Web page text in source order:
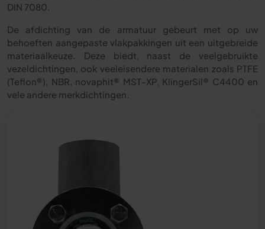
DIN 7080.
De afdichting van de armatuur gebeurt met op uw
behoeften aangepaste vlakpakkingen uit een uitgebreide
materiaalkeuze. Deze biedt, naast de veelgebruikte
vezeldichtingen, ook veeleisendere materialen zoals PTFE
(Teflon®), NBR, novaphit® MST-XP, KlingerSil® C4400 en
vele andere merkdichtingen.